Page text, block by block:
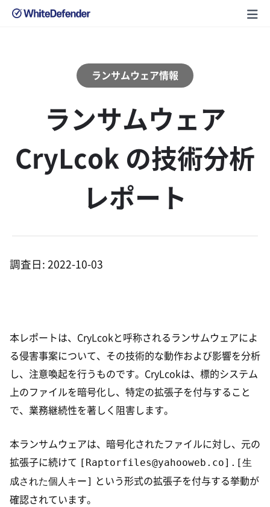
ランサムウェア情報
ランサムウェア
CryLcok の技術分析
レポート
調査日: 2022-10-03
本レポートは、CryLcokと呼称されるランサムウェアによ
る侵害事案について、その技術的な動作および影響を分析
し、注意喚起を行うものです。CryLcokは、標的システム
上のファイルを暗号化し、特定の拡張子を付与すること
で、業務継続性を著しく阻害します。
本ランサムウェアは、暗号化されたファイルに対し、元の
拡張子に続けて [Raptorfiles@yahooweb.co].[生
成された個人キー]
という形式の拡張子を付与する挙動が
確認されています。